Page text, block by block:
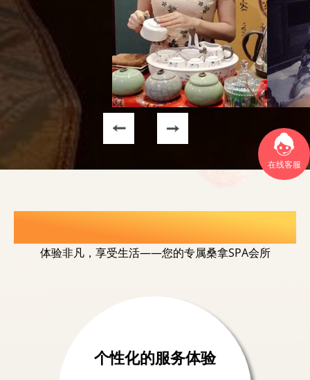
在线客服
选择我们的理由
体验非凡，享受生活——您的专属桑拿SPA会所
个性化的服务体验